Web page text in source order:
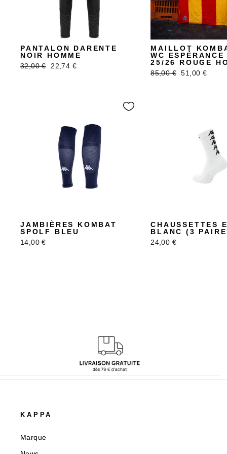
PANTALON DARENTE
NOIR HOMME
Prix
32,00 €
Prix
22,74 €
MAILLOT
WC ESPÉRANCE
25/26 ROUGE
Prix
85,00 € Prix
51,00 €
JAMBIÈRES KOMBAT
SPOLF BLEU
14,00 €
CHAUSSETTES
BLANC (3
24,00 €
KAPPA
Marque